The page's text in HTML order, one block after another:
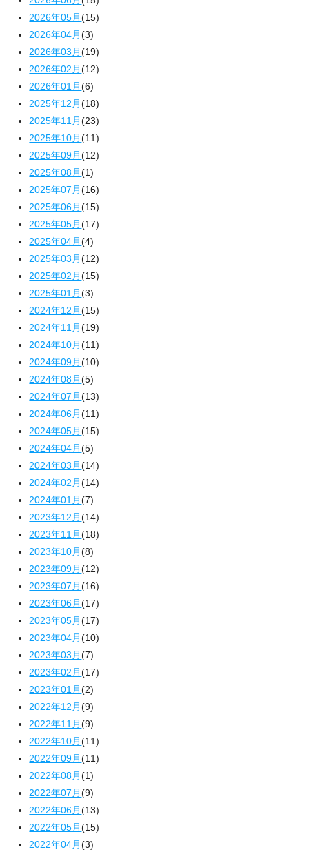
2026年05月(15)
2026年04月(3)
2026年03月(19)
2026年02月(12)
2026年01月(6)
2025年12月(18)
2025年11月(23)
2025年10月(11)
2025年09月(12)
2025年08月(1)
2025年07月(16)
2025年06月(15)
2025年05月(17)
2025年04月(4)
2025年03月(12)
2025年02月(15)
2025年01月(3)
2024年12月(15)
2024年11月(19)
2024年10月(11)
2024年09月(10)
2024年08月(5)
2024年07月(13)
2024年06月(11)
2024年05月(15)
2024年04月(5)
2024年03月(14)
2024年02月(14)
2024年01月(7)
2023年12月(14)
2023年11月(18)
2023年10月(8)
2023年09月(12)
2023年07月(16)
2023年06月(17)
2023年05月(17)
2023年04月(10)
2023年03月(7)
2023年02月(17)
2023年01月(2)
2022年12月(9)
2022年11月(9)
2022年10月(11)
2022年09月(11)
2022年08月(1)
2022年07月(9)
2022年06月(13)
2022年05月(15)
2022年04月(3)